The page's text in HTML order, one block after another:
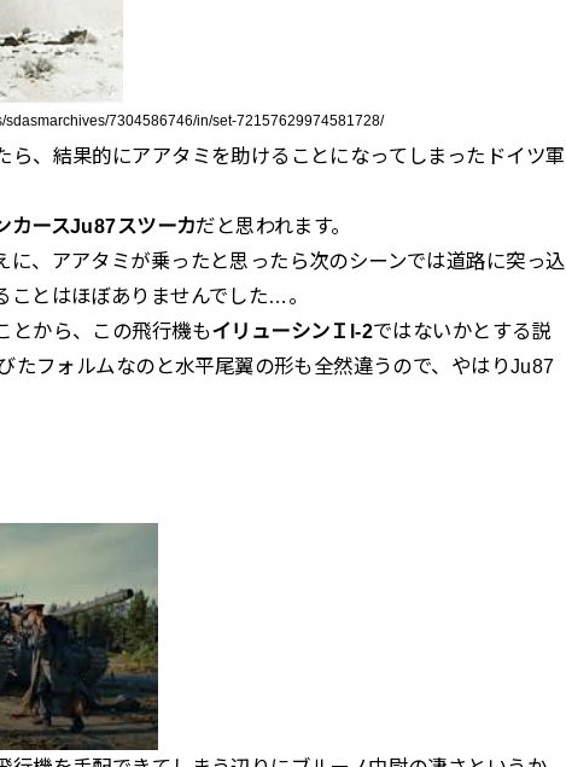
sdasmarchives/7304586746/in/set-72157629974581728/
、結果的にアアタミを助けることになってしまったドイツ軍
カースJu87スツーカだと思われます。
、アアタミが乗ったと思ったら次のシーンでは道路に突っ込
ことはほぼありませんでした…。
とから、この飛行機もイリューシンＩl-2ではないかとする説
たフォルムなのと水平尾翼の形も全然違うので、やはりJu87